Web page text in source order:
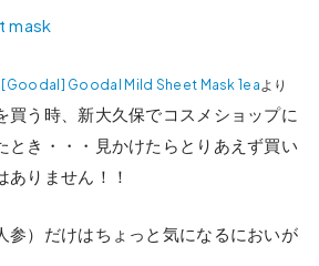
[Goodal] Goodal Mild Sheet Mask 1ea より
買う時、新大久保でコスメショップに
とき・・・見かけたらとりあえず買い
ありません！！
参）だけはちょっと気になるにおいが